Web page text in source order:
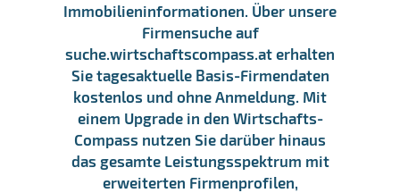
Immobilieninformationen. Über unsere
Firmensuche auf
suche.wirtschaftscompass.at erhalten
Sie tagesaktuelle Basis-Firmendaten
kostenlos und ohne Anmeldung. Mit
einem Upgrade in den Wirtschafts-
Compass nutzen Sie darüber hinaus
das gesamte Leistungsspektrum mit
erweiterten Firmenprofilen,